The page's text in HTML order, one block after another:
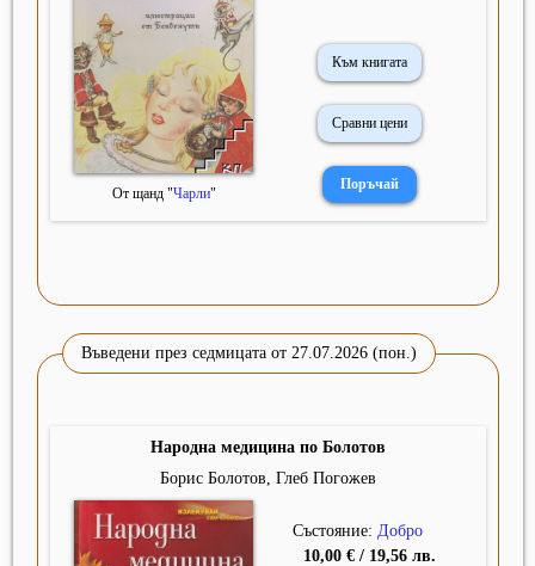
От щанд "Чарли"
Към книгата
Сравни цени
Въведени през седмицата от 27.07.2026 (пон.)
Народна медицина по Болотов
Борис Болотов, Глеб Погожев
Състояние: Добро
10,00 € / 19,56 лв.